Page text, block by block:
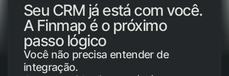
Seu CRM já está com você.
A Finmap é o próximo
passo lógico
Você não precisa entender de
integração.